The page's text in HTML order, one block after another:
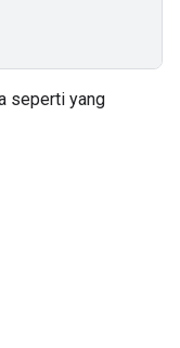
seperti yang